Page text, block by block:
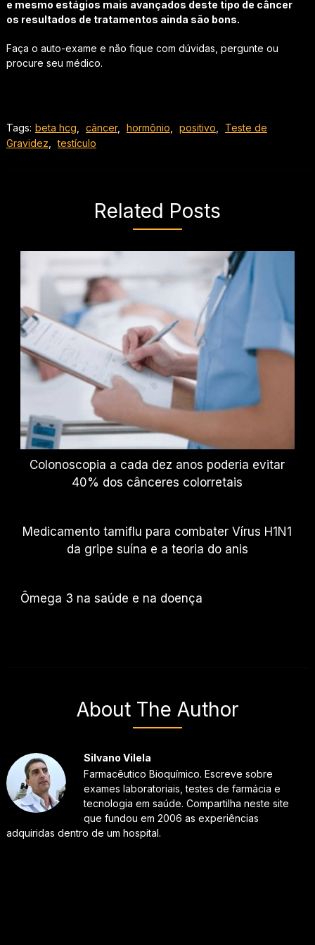
e mesmo estágios mais avançados deste tipo de câncer
os resultados de tratamentos ainda são bons.
Faça o auto-exame e não fique com dúvidas, pergunte ou
procure seu médico.
Tags: beta hcg câncer, hormônio positivo
Teste de
Gravidez
testículo
Related Posts
Colonoscopia a cada dez anos poderia evitar
40% dos cânceres colorretais
Medicamento tamiflu para combater Vírus H1N1
da gripe suína e a teoria do anis
Ômega 3 na saúde e na doença
About The Author
Silvano Vilela
Farmacêutico Bioquímico. Escreve sobre
exames laboratoriais, testes de farmácia e
tecnologia em saúde. Compartilha neste site
que fundou em 2006 as experiências
adquiridas dentro de um hospital.